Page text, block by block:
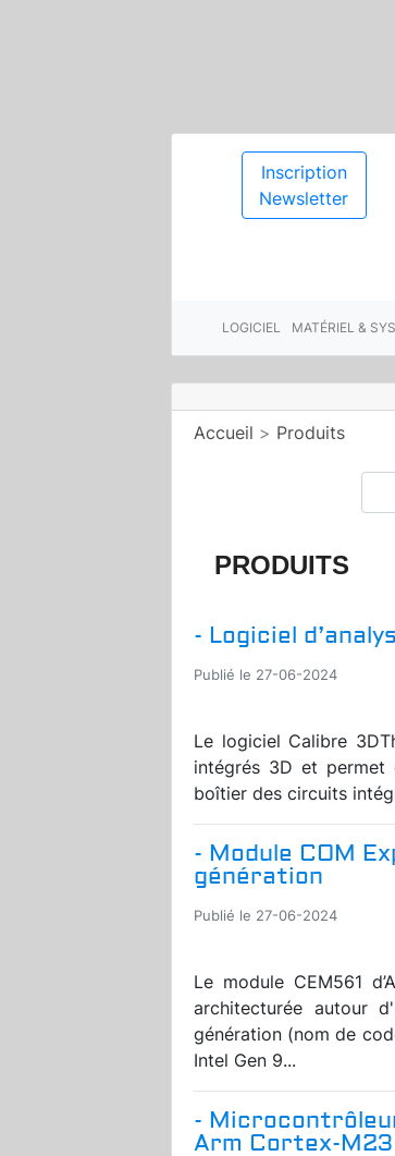
Inscription
Newsletter
LOGICIEL MATÉRIEL &
Accueil > Produits
PRODUITS
- Logiciel
Publié le 27-06-2024
Le logiciel Calibre
intégrés 3D et permet
boîtier des circuits
- Module COM
génération
Publié le 27-06-2024
Le module CEM561
architecturée autour
génération (nom de
Intel Gen 9...
-
Arm Cortex-M23